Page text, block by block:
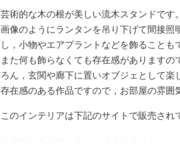
芸術的な木の根が美しい流木スタンドです。
画像のようにランタンを吊り下げて間接照
し，小物やエアプラントなどを飾ることも
また何も飾らなくても存在感があります
ろん，玄関や廊下に置いオブジェとして楽
存在感のある作品ですので，お部屋の雰囲
このインテリアは下記のサイトで販売され